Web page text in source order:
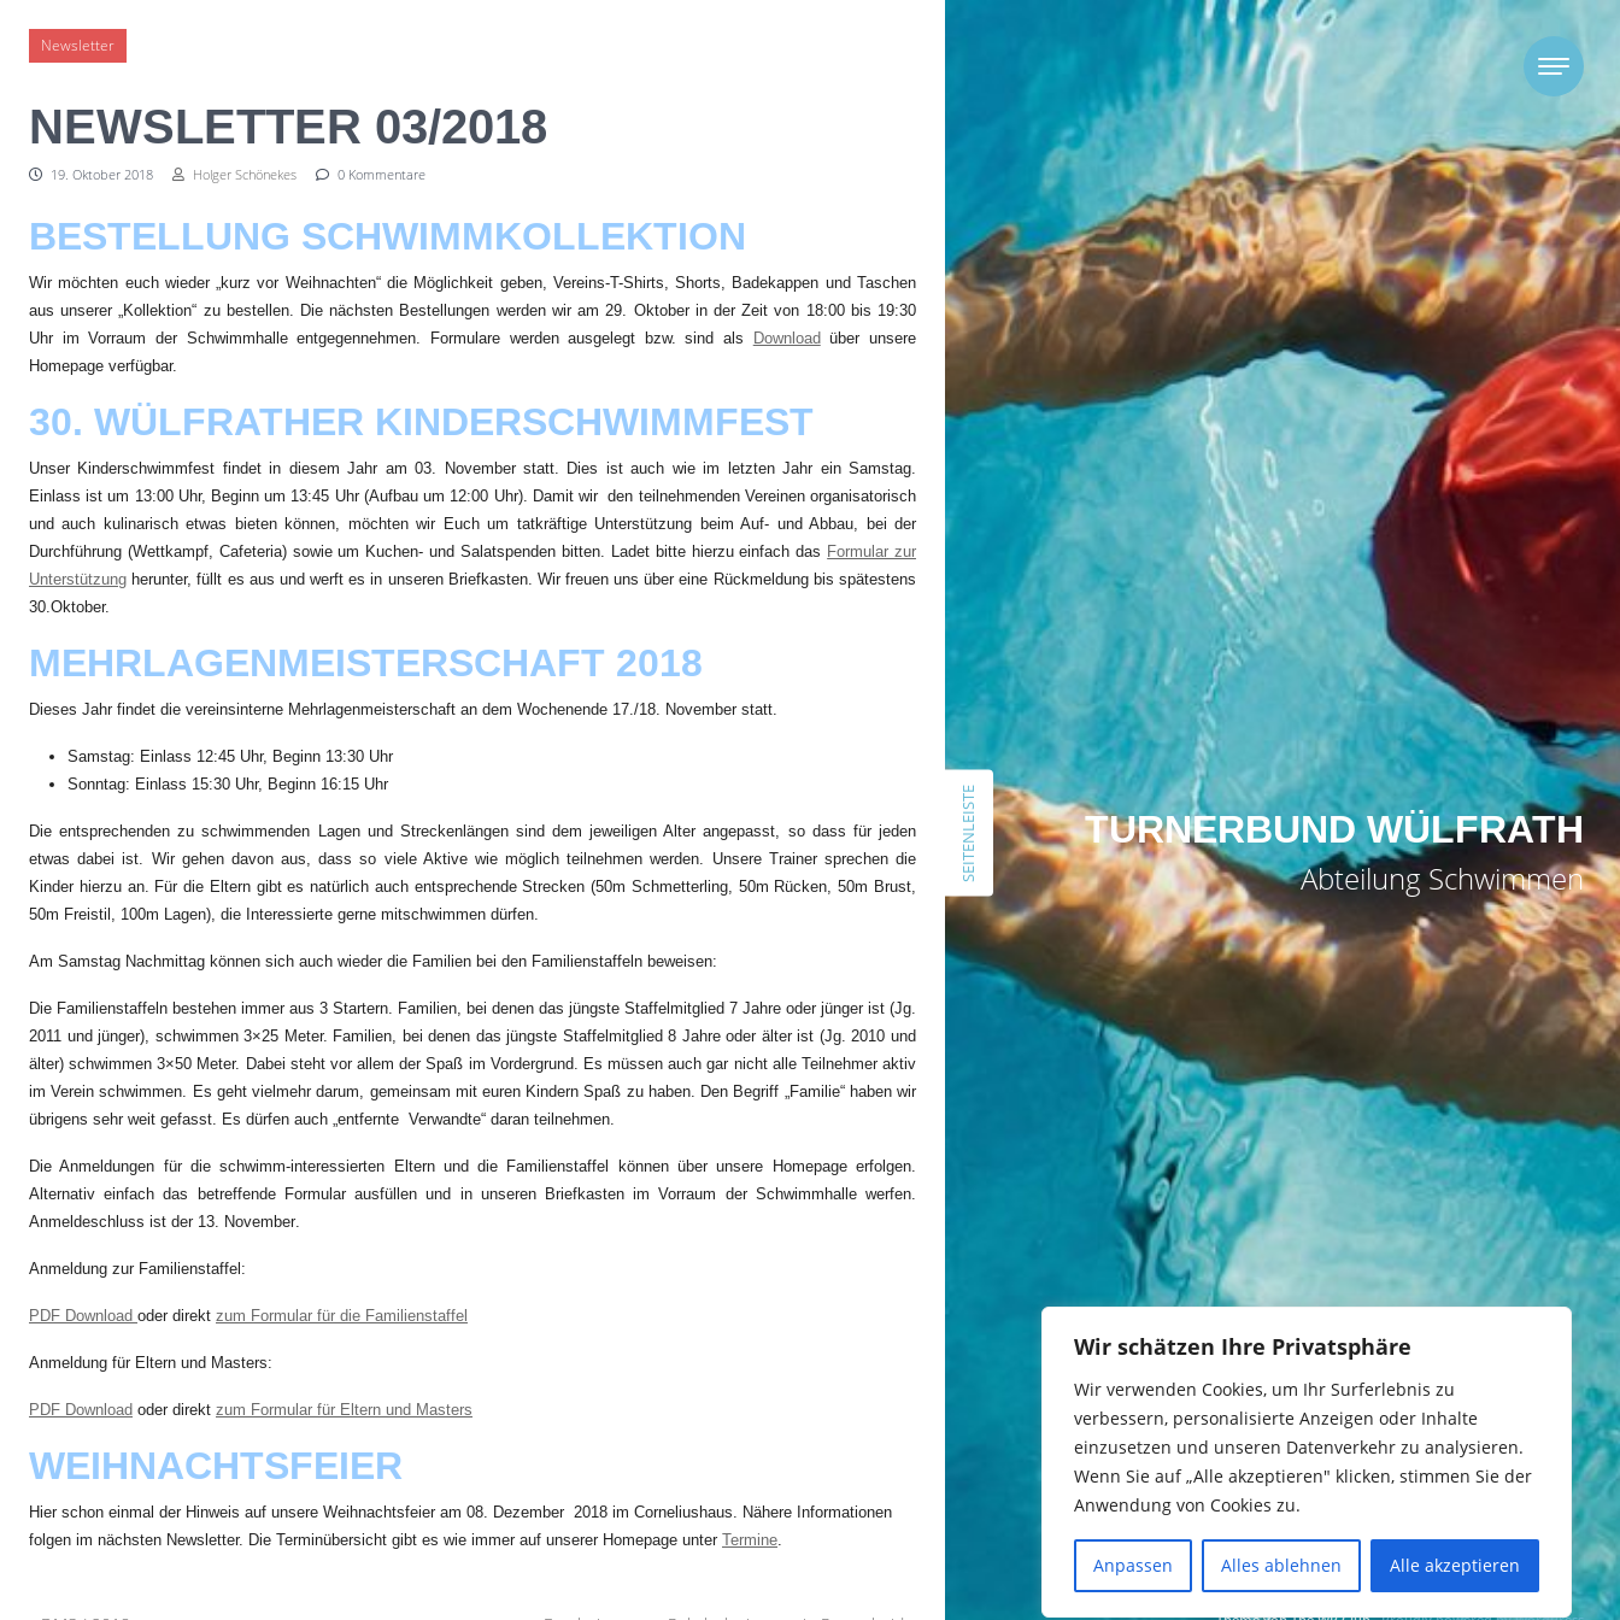
Wir schätzen Ihre Privatsphäre
Wir verwenden Cookies, um Ihr Surferlebnis zu
verbessern, personalisierte Anzeigen oder Inhalte
einzusetzen und unseren Datenverkehr zu analysieren.
Wenn Sie auf „Alle akzeptieren" klicken, stimmen Sie der
Anwendung von Cookies zu.
Anpassen Alles ablehnen Alle akzeptieren
Newsletter
NEWSLETTER 03/2018
19. Oktober 2018 Holger Schönekes 0 Kommentare
BESTELLUNG SCHWIMMKOLLEKTION
Wir möchten euch wieder „kurz vor Weihnachten“ die Möglichkeit geben, Vereins-T-Shirts, Shorts, Badekappen und Taschen
aus unserer „Kollektion“ zu bestellen. Die nächsten Bestellungen werden wir am 29. Oktober in der Zeit von 18:00 bis 19:30
Uhr im Vorraum der Schwimmhalle entgegennehmen. Formulare werden ausgelegt bzw. sind als
Download über unsere
Homepage verfügbar.
30. WÜLFRATHER KINDERSCHWIMMFEST
Unser Kinderschwimmfest findet in diesem Jahr am 03. November statt. Dies ist auch wie im letzten Jahr ein Samstag.
Einlass ist um 13:00 Uhr, Beginn um 13:45 Uhr (Aufbau um 12:00 Uhr). Damit wir den teilnehmenden Vereinen organisatorisch
und auch kulinarisch etwas bieten können, möchten wir Euch um tatkräftige Unterstützung beim Auf- und Abbau, bei der
Durchführung (Wettkampf, Cafeteria) sowie um Kuchen- und Salatspenden bitten. Ladet bitte hierzu einfach das Formular zur
Unterstützung herunter, füllt es aus und werft es in unseren Briefkasten. Wir freuen uns über eine Rückmeldung bis spätestens
30.Oktober.
MEHRLAGENMEISTERSCHAFT 2018
Dieses Jahr findet die vereinsinterne Mehrlagenmeisterschaft an dem Wochenende 17./18. November statt.
Samstag: Einlass 12:45 Uhr, Beginn 13:30 Uhr
Sonntag: Einlass 15:30 Uhr, Beginn 16:15 Uhr
Die entsprechenden zu schwimmenden Lagen und Streckenlängen sind dem jeweiligen Alter angepasst, so dass für jeden
etwas dabei ist. Wir gehen davon aus, dass so viele Aktive wie möglich teilnehmen werden. Unsere Trainer sprechen die
Kinder hierzu an. Für die Eltern gibt es natürlich auch entsprechende Strecken (50m Schmetterling, 50m Rücken, 50m Brust,
50m Freistil, 100m Lagen), die Interessierte gerne mitschwimmen dürfen.
Am Samstag Nachmittag können sich auch wieder die Familien bei den Familienstaffeln beweisen:
Die Familienstaffeln bestehen immer aus 3 Startern. Familien, bei denen das jüngste Staffelmitglied 7 Jahre oder jünger ist (Jg.
2011 und jünger), schwimmen 3×25 Meter. Familien, bei denen das jüngste Staffelmitglied 8 Jahre oder älter ist (Jg. 2010 und
älter) schwimmen 3×50 Meter. Dabei steht vor allem der Spaß im Vordergrund. Es müssen auch gar nicht alle Teilnehmer aktiv
im Verein schwimmen. Es geht vielmehr darum, gemeinsam mit euren Kindern Spaß zu haben. Den Begriff „Familie“ haben wir
übrigens sehr weit gefasst. Es dürfen auch „entfernte Verwandte“ daran teilnehmen.
Die Anmeldungen für die schwimm-interessierten Eltern und die Familienstaffel können über unsere Homepage erfolgen.
Alternativ einfach das betreffende Formular ausfüllen und in unseren Briefkasten im Vorraum der Schwimmhalle werfen.
Anmeldeschluss ist der 13. November.
Anmeldung zur Familienstaffel:
PDF Download oder direkt zum Formular für die Familienstaffel
Anmeldung für Eltern und Masters:
PDF Download oder direkt zum Formular für Eltern und Masters
WEIHNACHTSFEIER
Hier schon einmal der Hinweis auf unsere Weihnachtsfeier am 08. Dezember 2018 im Corneliushaus. Nähere Informationen
folgen im nächsten Newsletter. Die Terminübersicht gibt es wie immer auf unserer Homepage unter Termine.
SEITENLEISTE
Zwei neue Altersklassenrekorde und
Schwimmer glänzen beim
Dumeklemmer Pokal
TBW-Schwimmer trotzen Wind und
Festlicher Galaabend beim 50.
Vereinsaustausch TBW – Ware SC
TBW unterliegt dem Ware SC nach
großem Kampf
TBW-Schwimmabteilung startet mit
Schlachtruf und Vorfreude in die
Warefahrt 2026
ARCHIV
Juni 2026
Juli 2025
Januar 2025
November 2024
September 2024
April 2024
März 2024
Januar 2024
November 2023
September 2023
Juni 2023
Februar 2022
Januar 2022
TURNERBUND WÜLFRATH
Abteilung Schwimmen